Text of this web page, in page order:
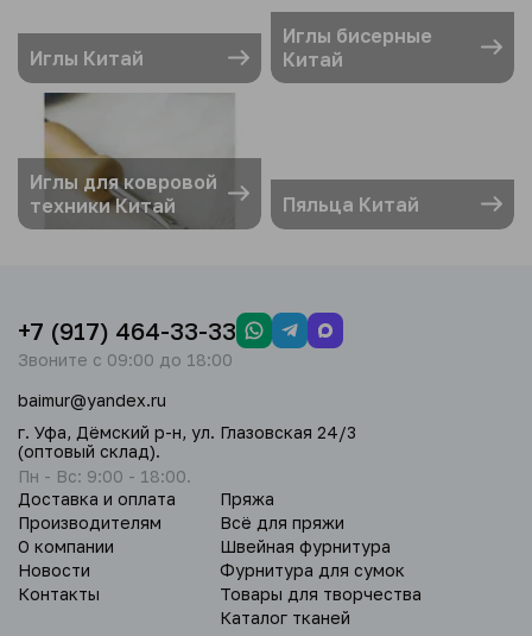
Иглы Китай
Иглы бисерные
Китай
Иглы для ковровой
техники Китай
Пяльца Китай
Доставка и оплата
Производителям
О компании
Новости
Контакты
Пряжа
Всё для пряжи
Швейная фурнитура
Фурнитура для сумок
Товары для творчества
Каталог тканей
+7 (917) 464-33-33
Звоните с 09:00 до 18:00
baimur@yandex.ru
г. Уфа, Дёмский р-н, ул. Глазовская 24/3
(оптовый склад).
Пн - Вс: 9:00 - 18:00.